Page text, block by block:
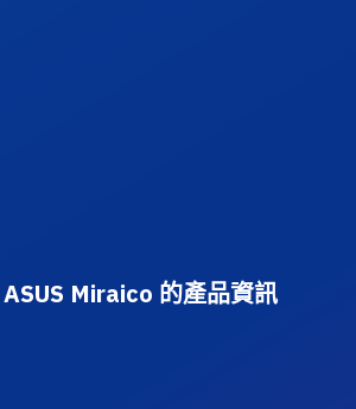
Miraico 的產品資訊